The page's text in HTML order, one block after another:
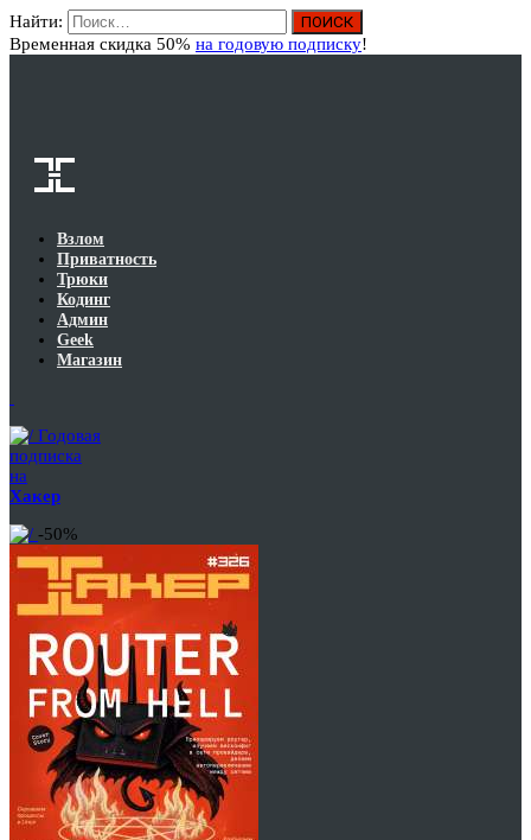
Найти:
Временная скидка 50% на годовую подписку!
Взлом
Приватность
Трюки
Кодинг
Админ
Geek
Магазин
Годовая
подписка
на
Хакер
-50%